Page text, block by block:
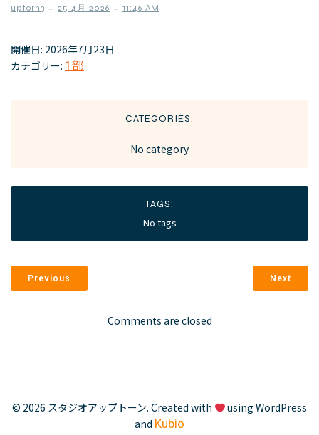
uptorn3 – 25 4月 2026 – 11:46 AM
開催日: 2026年7月23日
カテゴリー: 1部
CATEGORIES:
No category
TAGS:
No tags
Previous Next
Comments are closed
© 2026 スタジオアップトーン. Created with
using WordPress
and Kubio